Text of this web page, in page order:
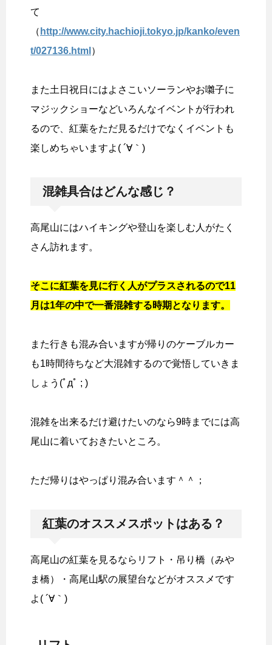
て
（ http://www.city.hachioji.tokyo.jp/kanko/even
t/027136.html ）
また土日祝日にはよさこいソーランやお囃子に
マジックショーなどいろんなイベントが行われ
るので、紅葉をただ見るだけでなくイベントも
楽しめちゃいますよ( ´∀｀)
混雑具合はどんな感じ？
高尾山にはハイキングや登山を楽しむ人がたく
さん訪れます。
そこに紅葉を見に行く人がプラスされるので11
月は1年の中で一番混雑する時期となります。
また行きも混み合いますが帰りのケーブルカー
も1時間待ちなど大混雑するので覚悟していきま
しょう(ﾟдﾟ ; )
混雑を出来るだけ避けたいのなら9時までには高
尾山に着いておきたいところ。
ただ帰りはやっぱり混み合います＾＾；
紅葉のオススメスポットはある？
高尾山の紅葉を見るならリフト・吊り橋（みや
ま橋）・高尾山駅の展望台などがオススメです
よ( ´∀｀)